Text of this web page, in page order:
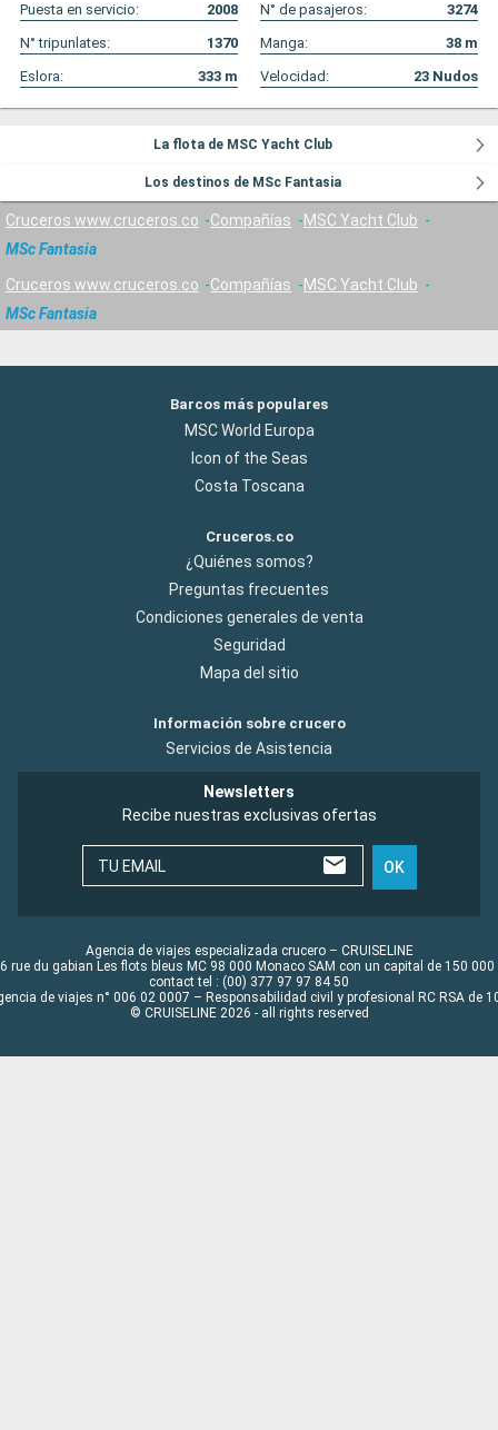
Puesta en servicio: 2008 N° de pasajeros:
3274
N° tripunlates:
1370 Manga: 38 m
Eslora:
333 m Velocidad: 23 Nudos
La flota de MSC Yacht Club
Los destinos de MSc Fantasia
Cruceros www.cruceros.co Compañías
MSC Yacht Club
MSc Fantasia
Cruceros www.cruceros.co Compañías
MSC Yacht Club
MSc Fantasia
Barcos más populares
MSC World Europa
Icon of the Seas
Costa Toscana
Cruceros.co
¿Quiénes somos?
Preguntas frecuentes
Condiciones generales de venta
Seguridad
Mapa del sitio
Información sobre crucero
Servicios de Asistencia
Newsletters
Recibe nuestras exclusivas ofertas
TU EMAIL OK
Agencia de viajes especializada crucero – CRUISELINE
rue du gabian Les flots bleus MC 98 000 Monaco SAM con un capital de 150 000
contact tel : (00) 377 97 97 84 50
de viajes n° 006 02 0007 – Responsabilidad civil y profesional RC RSA de
© CRUISELINE 2026 - all rights reserved